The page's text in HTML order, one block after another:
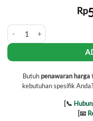
Rp
Alat Pemadat Tiang
Butuh penawaran harga
kebutuhan spesifik
[📞
[📧